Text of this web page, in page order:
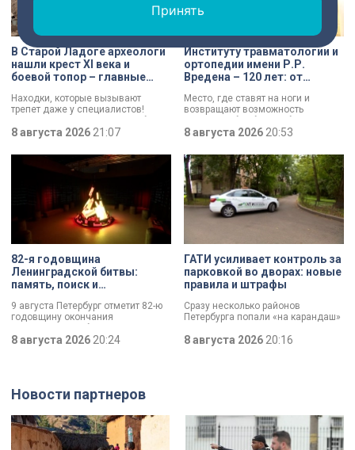
В Старой Ладоге археологи
нашли крест XI века и
боевой топор – главные
Находки, которые вызывают
трепет даже у специалистов!
Нательный крест возрастом более
тысячи лет и боевой топор – вот
главные трофеи археологической
экспедиции в Старой Ладоге в
8 августа 2026 21:07
Институту травматологии и
ортопедии имени Р.Р.
Вредена – 120 лет: от
до передового
медицинского центра
Место, где ставят на ноги и
возвращают возможность
двигаться без боли. Юбилей
отмечает Институт травматологии
и ортопедии имени Р.Р. Вредена.
8 августа 2026 20:53
82-я годовщина
Ленинградской битвы:
память, поиск и
9 августа Петербург отметит 82-ю
годовщину окончания
Ленинградской битвы. Это День
воинской славы, который был
официально установлен в апреле
8 августа 2026 20:24
ГАТИ усиливает контроль за
парковкой во дворах: новые
правила и штрафы
Сразу несколько районов
Петербурга попали «на карандаш»
парковкой во дворах. За два
летних месяца только по
8 августа 2026 20:16
Новости партнеров
Принять